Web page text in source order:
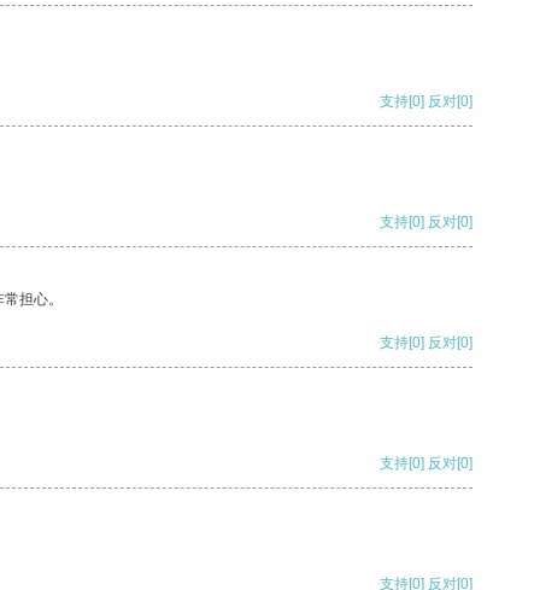
支持[0] 反对[0]
支持[0] 反对[0]
担心。
支持[0] 反对[0]
支持[0] 反对[0]
支持[0] 反对[0]